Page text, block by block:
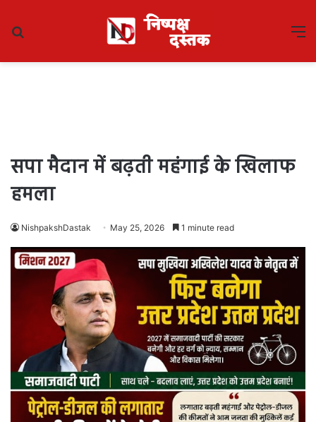
सपा मैदान में बढ़ती महंगाई के खिलाफ
हमला
NishpakshDastak May 25, 2026 1 minute read